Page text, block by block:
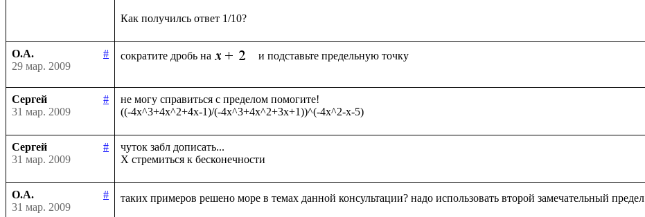
О.А.
#
29 мар. 2009
сократите дробь на
Сергей
#
31 мар. 2009
не могу справиться с пределом помогите!
Сергей
#
31 мар. 2009
чуток забл дописать...
О.А.
#
31 мар. 2009
таких примеров решено море в темах данной консультации? надо использовать второй замечательный предел